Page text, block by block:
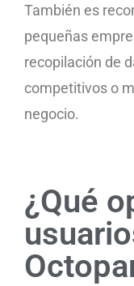
También es
pequeñas
recopilación de
competitivos o
negocio.
¿Qué